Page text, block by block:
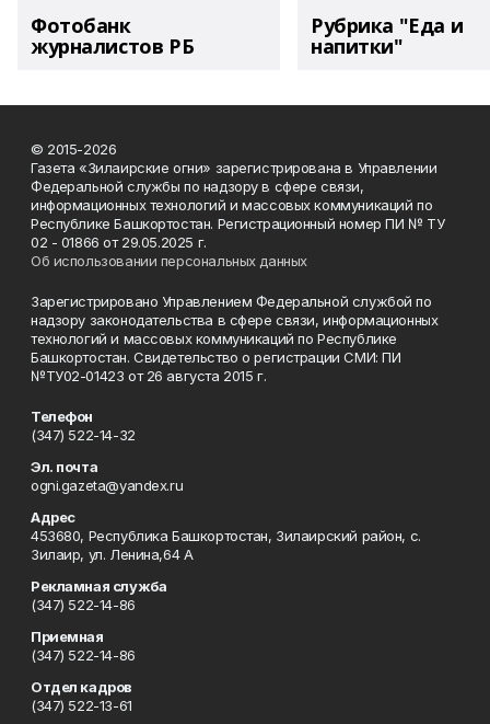
Фотобанк
журналистов РБ
Рубрика "Еда и
напитки"
© 2015-2026
Газета «Зилаирские огни» зарегистрирована в Управлении
Федеральной службы по надзору в сфере связи,
информационных технологий и массовых коммуникаций по
Республике Башкортостан. Регистрационный номер ПИ № ТУ
02 - 01866 от 29.05.2025 г.
Об использовании персональных данных
Зарегистрировано Управлением Федеральной службой по
надзору законодательства в сфере связи, информационных
технологий и массовых коммуникаций по Республике
Башкортостан. Свидетельство о регистрации СМИ: ПИ
№ТУ02-01423 от 26 августа 2015 г.
Телефон
(347) 522-14-32
Эл. почта
ogni.gazeta@yandex.ru
Адрес
453680, Республика Башкортостан, Зилаирский район, с.
Зилаир, ул. Ленина,64 А
Рекламная служба
(347) 522-14-86
Приемная
(347) 522-14-86
Отдел кадров
(347) 522-13-61